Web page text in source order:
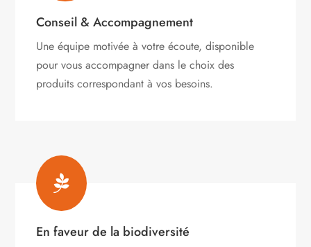
Conseil & Accompagnement
Une équipe motivée à votre écoute, disponible
pour vous accompagner dans le choix des
produits correspondant à vos besoins.

En faveur de la biodiversité